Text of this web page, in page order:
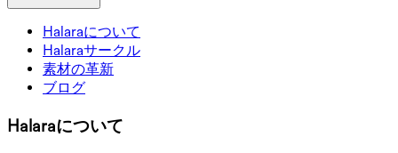
Halaraについて
Halaraサークル
素材の革新
ブログ
Halaraについて